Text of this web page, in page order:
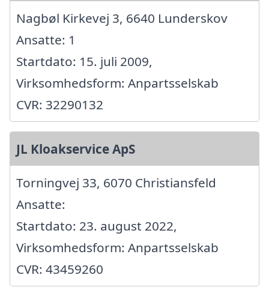
Nagbøl Kirkevej 3, 6640 Lunderskov
Ansatte: 1
Startdato: 15. juli 2009,
Virksomhedsform: Anpartsselskab
CVR: 32290132
JL Kloakservice ApS
Torningvej 33, 6070 Christiansfeld
Ansatte:
Startdato: 23. august 2022,
Virksomhedsform: Anpartsselskab
CVR: 43459260